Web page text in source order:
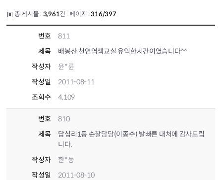
총 게시물 : 3,961건 페이지 :316/397
번호
811
제목
배봉산 천연염색교실 유익한시간이였습니다^^
작성자
윤*륜
작성일
2011-08-11
조회수
4,109
번호
810
제목
답십리1동 순찰담담(이종수) 발빠른 대처에 감사드립
니다.
작성자
한*동
작성일
2011-08-10